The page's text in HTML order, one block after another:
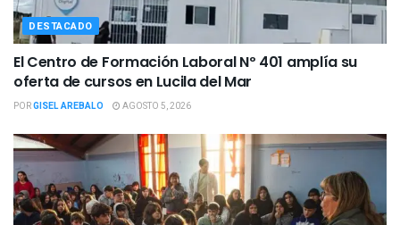
DESTACADO
El Centro de Formación Laboral Nº 401 amplía su
oferta de cursos en Lucila del Mar
PORGISEL AREBALO AGOSTO 5, 2026